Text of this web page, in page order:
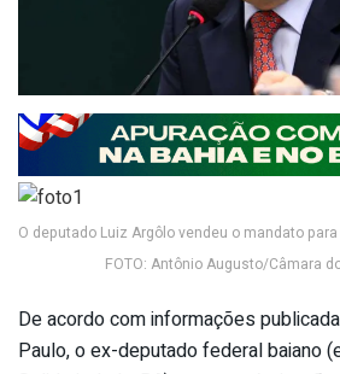
O deputado Luiz Argôlo vendeu o mandato
FOTO: Antônio Augusto/Câmara
De acordo com informações
Paulo, o ex-deputado federal baiano